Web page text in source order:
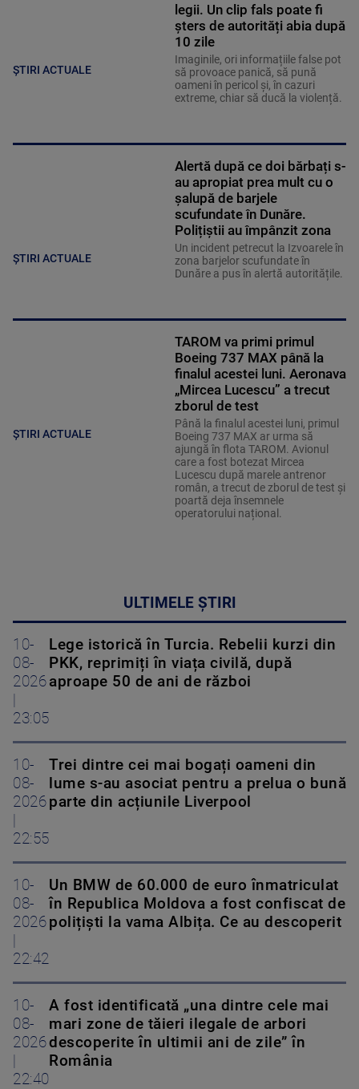
ȘTIRI ACTUALE
legii. Un clip fals poate fi
șters de autorități abia după
10 zile
Imaginile, ori informațiile false pot
să provoace panică, să pună
oameni în pericol și, în cazuri
extreme, chiar să ducă la violență.
ȘTIRI ACTUALE
Alertă după ce doi bărbați s-
au apropiat prea mult cu o
șalupă de barjele
scufundate în Dunăre.
Polițiștii au împânzit zona
Un incident petrecut la Izvoarele în
zona barjelor scufundate în
Dunăre a pus în alertă autoritățile.
ȘTIRI ACTUALE
TAROM va primi primul
Boeing 737 MAX până la
finalul acestei luni. Aeronava
„Mircea Lucescu” a trecut
zborul de test
Până la finalul acestei luni, primul
Boeing 737 MAX ar urma să
ajungă în flota TAROM. Avionul
care a fost botezat Mircea
Lucescu după marele antrenor
român, a trecut de zborul de test și
poartă deja însemnele
operatorului național.
ULTIMELE ȘTIRI
10-
08-
2026
|
23:05
Lege istorică în Turcia. Rebelii kurzi din
PKK, reprimiți în viața civilă, după
aproape 50 de ani de război
10-
08-
2026
|
22:55
Trei dintre cei mai bogați oameni din
lume s-au asociat pentru a prelua o bună
parte din acțiunile Liverpool
10-
08-
2026
|
22:42
Un BMW de 60.000 de euro înmatriculat
în Republica Moldova a fost confiscat de
polițiști la vama Albița. Ce au descoperit
10-
08-
2026
|
22:40
A fost identificată „una dintre cele mai
mari zone de tăieri ilegale de arbori
descoperite în ultimii ani de zile” în
România